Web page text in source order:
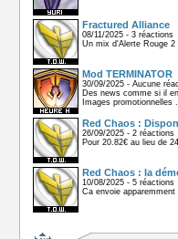
Fractured Alliance
08/11/2025 - 3 réactions
Un mix d'Alerte Rouge
Mod TERMINATOR
30/09/2025 - Aucune
Des news comme si il
Images promotionnelles .
Red Chaos :
26/09/2025 - 2 réactions
Pour 20.82€ au lieu de
Red Chaos : la
10/08/2025 - 5 réactions
Ca envoie apparemment